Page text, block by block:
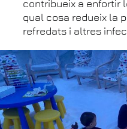
contribueix a enfortir
qual cosa redueix la
refredats i altres